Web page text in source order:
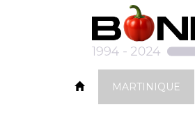
MARTINIQUE